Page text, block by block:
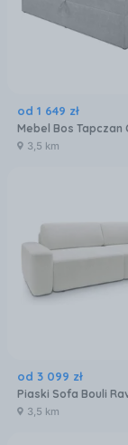
od 1 649 zł
3,5 km
od 3 099 zł
3,5 km